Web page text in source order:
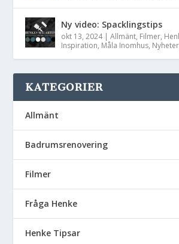
Ny video: Spacklingstips
okt 13, 2024|Allmänt, Filmer,
Inspiration, Måla Inomhus, Nyheter
KATEGORIER
Allmänt
Badrumsrenovering
Filmer
Fråga Henke
Henke Tipsar